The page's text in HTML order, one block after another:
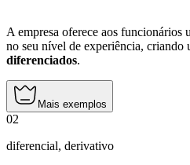
A empresa oferece aos funcionários
no seu nível de experiência, criando
diferenciados.
Mais exemplos
02
diferencial, derivativo